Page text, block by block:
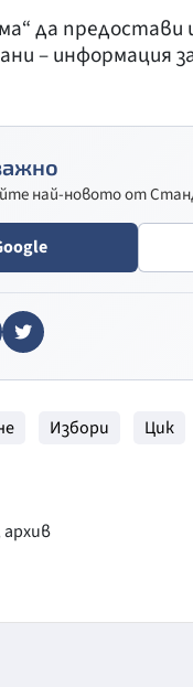
да предостави
– информация
най-новото от
Избори Цик
архив